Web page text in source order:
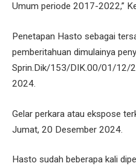
Umum periode 2017-2022,”
Penetapan Hasto sebagai
pemberitahuan dimulainya
Sprin.Dik/153/DIK.00/01/12/
2024.
Gelar perkara atau ekspose
Jumat, 20 Desember 2024.
Hasto sudah beberapa kali